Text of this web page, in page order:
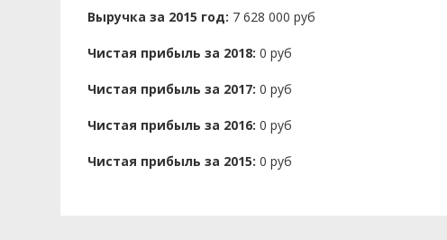
Выручка за 2015 год: 7 628 000 руб
Чистая прибыль за 2018: 0 руб
Чистая прибыль за 2017: 0 руб
Чистая прибыль за 2016: 0 руб
Чистая прибыль за 2015: 0 руб